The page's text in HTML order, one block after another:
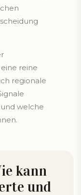
reine
regionale
welche
kann
und